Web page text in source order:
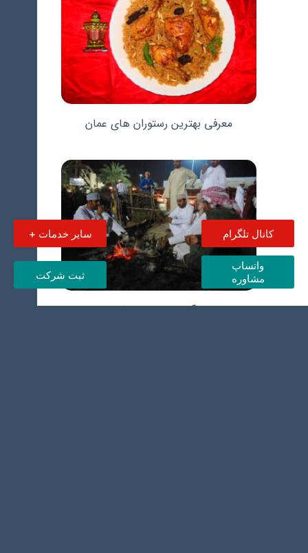
معرفی بهترین رستوران های عمان
مهم ترین آداب و رسوم در کشور عمان
واتساپ
مشاوره
کانال تلگرام
ثبت شرکت
سایر خدمات +